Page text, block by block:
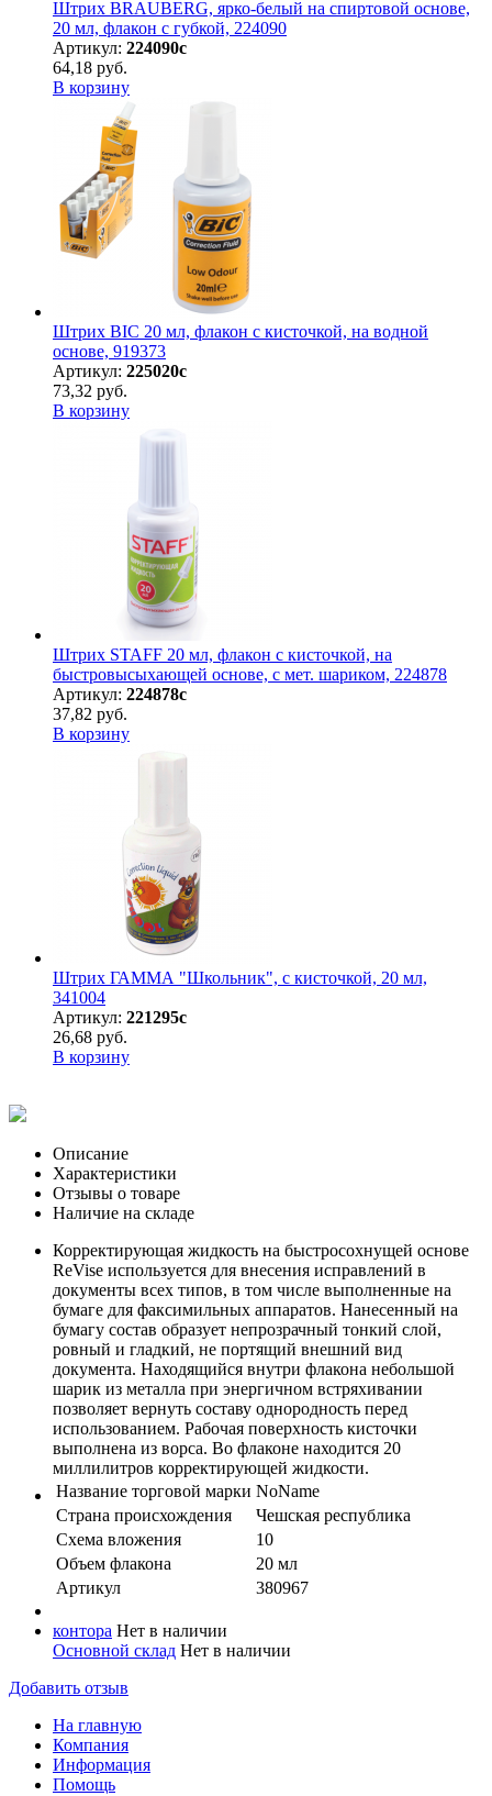
Штрих BRAUBERG, ярко-белый на спиртовой основе,
20 мл, флакон с губкой, 224090
Артикул: 224090с
64,18 руб.
В корзину
Штрих BIC 20 мл, флакон с кисточкой, на водной
основе, 919373
Артикул: 225020с
73,32 руб.
В корзину
Штрих STAFF 20 мл, флакон с кисточкой, на
быстровысыхающей основе, с мет. шариком, 224878
Артикул: 224878с
37,82 руб.
В корзину
Штрих ГАММА "Школьник", с кисточкой, 20 мл,
341004
Артикул: 221295с
26,68 руб.
В корзину
Описание
Характеристики
Отзывы о товаре
Наличие на складе
Корректирующая жидкость на быстросохнущей основе
ReVise используется для внесения исправлений в
документы всех типов, в том числе выполненные на
бумаге для факсимильных аппаратов. Нанесенный на
бумагу состав образует непрозрачный тонкий слой,
ровный и гладкий, не портящий внешний вид
документа. Находящийся внутри флакона небольшой
шарик из металла при энергичном встряхивании
позволяет вернуть составу однородность перед
использованием. Рабочая поверхность кисточки
выполнена из ворса. Во флаконе находится 20
миллилитров корректирующей жидкости.
Название торговой марки NoName
Страна происхождения
Чешская республика
Схема вложения
10
Объем флакона
20 мл
Артикул
380967
контора Нет в наличии
Основной склад Нет в наличии
Добавить отзыв
На главную
Компания
Информация
Помощь